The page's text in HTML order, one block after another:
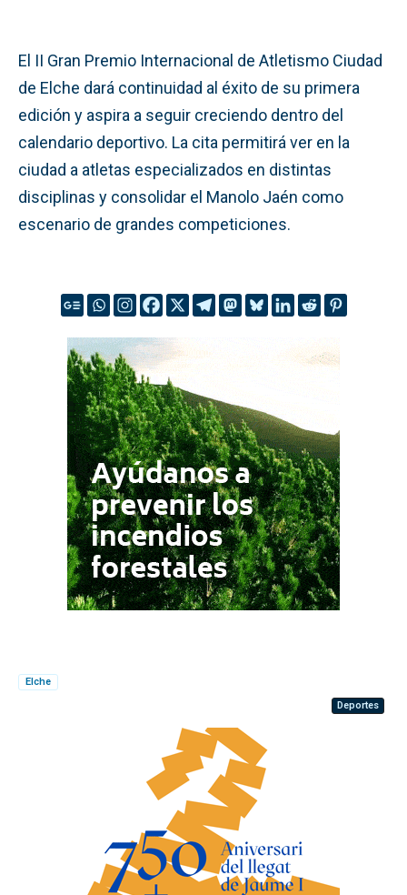
El II Gran Premio Internacional de Atletismo Ciudad
de Elche dará continuidad al éxito de su primera
edición y aspira a seguir creciendo dentro del
calendario deportivo. La cita permitirá ver en la
ciudad a atletas especializados en distintas
disciplinas y consolidar el Manolo Jaén como
escenario de grandes competiciones.
Elche
Deportes